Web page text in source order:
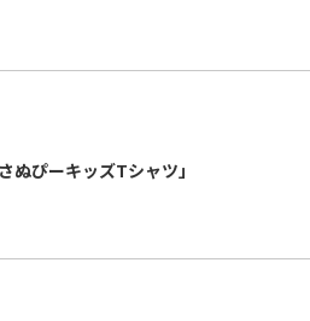
ぬぴーキッズTシャツ」